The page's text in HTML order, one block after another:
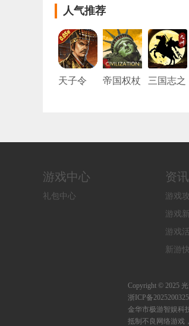
人气推荐
天子令
帝国权杖
三国志之
游戏中心
礼包中心
资
游戏
游戏
游戏
新游
Copyright © 2025
浙ICP备
金华市极游智娱
抵制不良网络游戏